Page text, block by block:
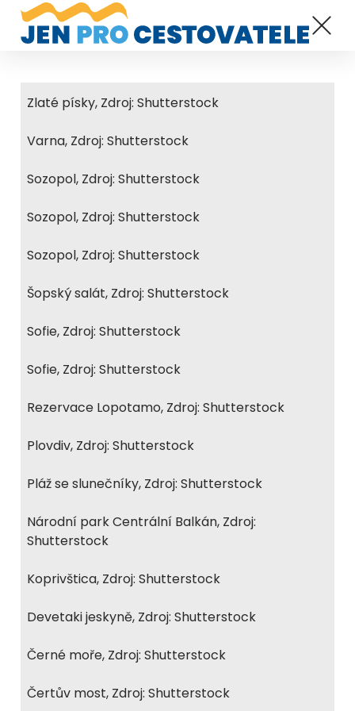
Zlaté písky, Zdroj: Shutterstock
Varna, Zdroj: Shutterstock
Sozopol, Zdroj: Shutterstock
Sozopol, Zdroj: Shutterstock
Sozopol, Zdroj: Shutterstock
Šopský salát, Zdroj: Shutterstock
Sofie, Zdroj: Shutterstock
Sofie, Zdroj: Shutterstock
Rezervace Lopotamo, Zdroj: Shutterstock
Plovdiv, Zdroj: Shutterstock
Pláž se slunečníky, Zdroj: Shutterstock
Národní park Centrální Balkán, Zdroj:
Shutterstock
Koprivštica, Zdroj: Shutterstock
Devetaki jeskyně, Zdroj: Shutterstock
Černé moře, Zdroj: Shutterstock
Čertův most, Zdroj: Shutterstock